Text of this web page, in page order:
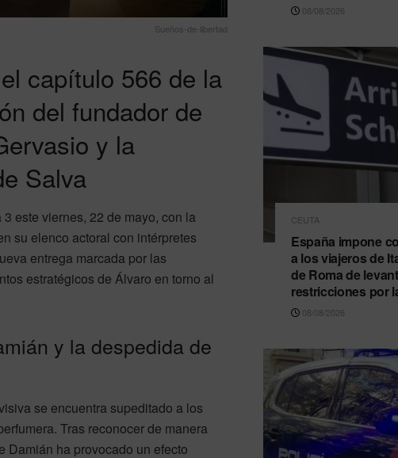
Sueños-de-libertad
capítulo 566 de la
del fundador de
y la
Salva
este viernes, 22 de mayo, con la
su elenco actoral con intérpretes
entrega marcada por las
estratégicos de Álvaro en torno al
y la despedida de
se encuentra supeditado a los
Tras reconocer de manera
Damián ha provocado un efecto
08/08/2026
CEUTA
España impone
a los viajeros de
de Roma de
restricciones por
08/08/2026